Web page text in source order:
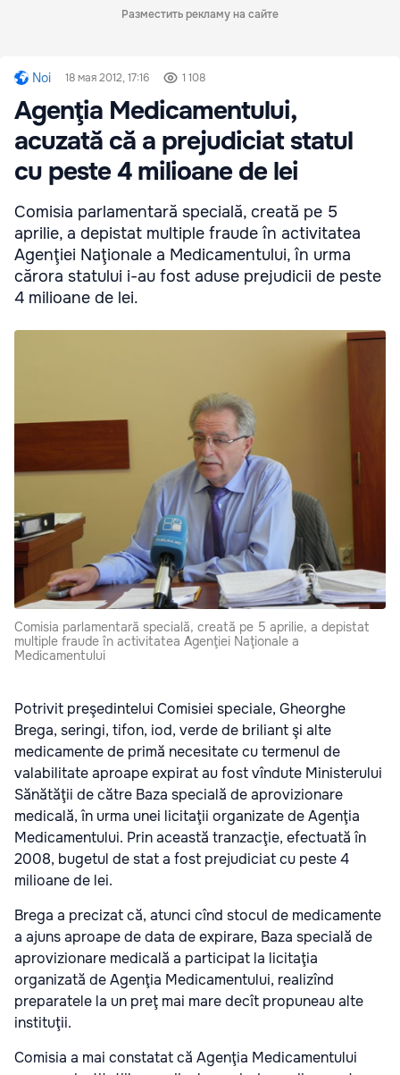
Разместить рекламу на сайте
Noi 18 мая 2012, 17:16 1 108
Agenţia Medicamentului,
acuzată că a prejudiciat statul
cu peste 4 milioane de lei
Comisia parlamentară specială, creată pe 5
aprilie, a depistat multiple fraude în activitatea
Agenţiei Naţionale a Medicamentului, în urma
cărora statului i-au fost aduse prejudicii de peste
4 milioane de lei.
Comisia parlamentară specială, creată pe 5 aprilie, a depistat
multiple fraude în activitatea Agenţiei Naţionale a
Medicamentului
Potrivit preşedintelui Comisiei speciale, Gheorghe
Brega, seringi, tifon, iod, verde de briliant şi alte
medicamente de primă necesitate cu termenul de
valabilitate aproape expirat au fost vîndute Ministerului
Sănătăţii de către Baza specială de aprovizionare
medicală, în urma unei licitaţii organizate de Agenţia
Medicamentului. Prin această tranzacţie, efectuată în
2008, bugetul de stat a fost prejudiciat cu peste 4
milioane de lei.
Brega a precizat că, atunci cînd stocul de medicamente
a ajuns aproape de data de expirare, Baza specială de
aprovizionare medicală a participat la licitaţia
organizată de Agenţia Medicamentului, realizînd
preparatele la un preţ mai mare decît propuneau alte
instituţii.
Comisia a mai constatat că Agenţia Medicamentului